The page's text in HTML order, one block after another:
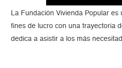
La Fundación Vivienda Popular
fines de lucro con una trayectoria
dedica a asistir a los más